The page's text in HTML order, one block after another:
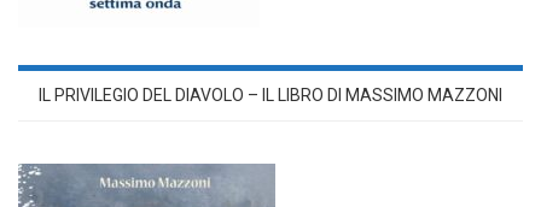
IL PRIVILEGIO DEL DIAVOLO – IL LIBRO DI MASSIMO MAZZONI